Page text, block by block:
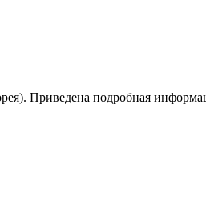
Приведена подробная